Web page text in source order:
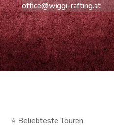
office@wiggi-rafting.at
⭐ Beliebteste Touren